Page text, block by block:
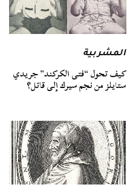
المشربية
كيف تحول “فتى الكركند” جريدي
ستايلز من نجم سيرك إلى قاتل؟